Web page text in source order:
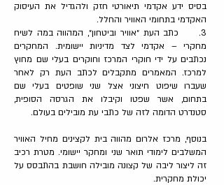
בסיס ידע אקדמי תיאורטי חזק ולהגדיל את העיסוק
האקדמי בתחומי האוויר והחלל.
3. כתב העת ״אוויר וביטחון״, המהווה במה לשיח
מחקרי – אקדמי לצד מדיניות יישומית. המחקרים
נכתבים על ידי חוקרי המרכז וחוקרים בעלי שם מחוץ
למרכז. המאמרים מתקבלים לכתב העת רק לאחר
שעברו שיפוט חיצוני אצל שני שופטים בעלי שם
בתחום, אשר שפטו וקיבלו את הגרסה הסופית,
סטנדרט הדומה לזה של כתבי עת מובילים בעולם.
בנוסף, מרכז אלרום מהווה בית לקצינים מחיל האוויר
המשלבים לימודי תואר שני ומחקר יישומי. מטרת רכיב
זה ליצור ליבה של קצונה מובילה חושבת בהתבסס על
יכולת מחקרית.